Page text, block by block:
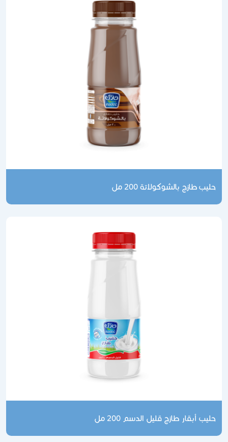
حليب طازج بالشوكولاتة 200 مل
حليب أبقار طازج قليل الدسم 200 مل